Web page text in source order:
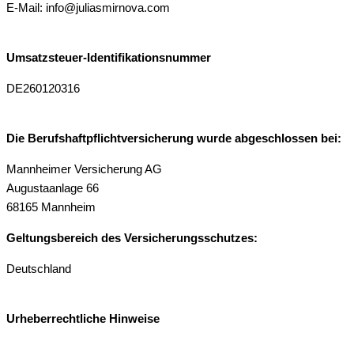
E-Mail: info@juliasmirnova.com
Umsatzsteuer-Identifikationsnummer
DE260120316
Die Berufshaftpflichtversicherung wurde abgeschlossen bei:
Mannheimer Versicherung AG
Augustaanlage 66
68165 Mannheim
Geltungsbereich des Versicherungsschutzes:
Deutschland
Urheberrechtliche Hinweise